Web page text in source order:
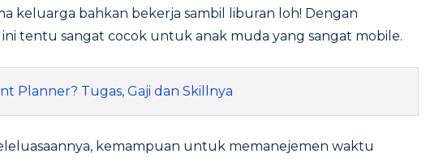
keluarga bahkan bekerja sambil liburan loh! Dengan
ini tentu sangat cocok untuk anak muda yang sangat mobile.
Planner? Tugas, Gaji dan Skillnya
kemampuan untuk memanejemen waktu